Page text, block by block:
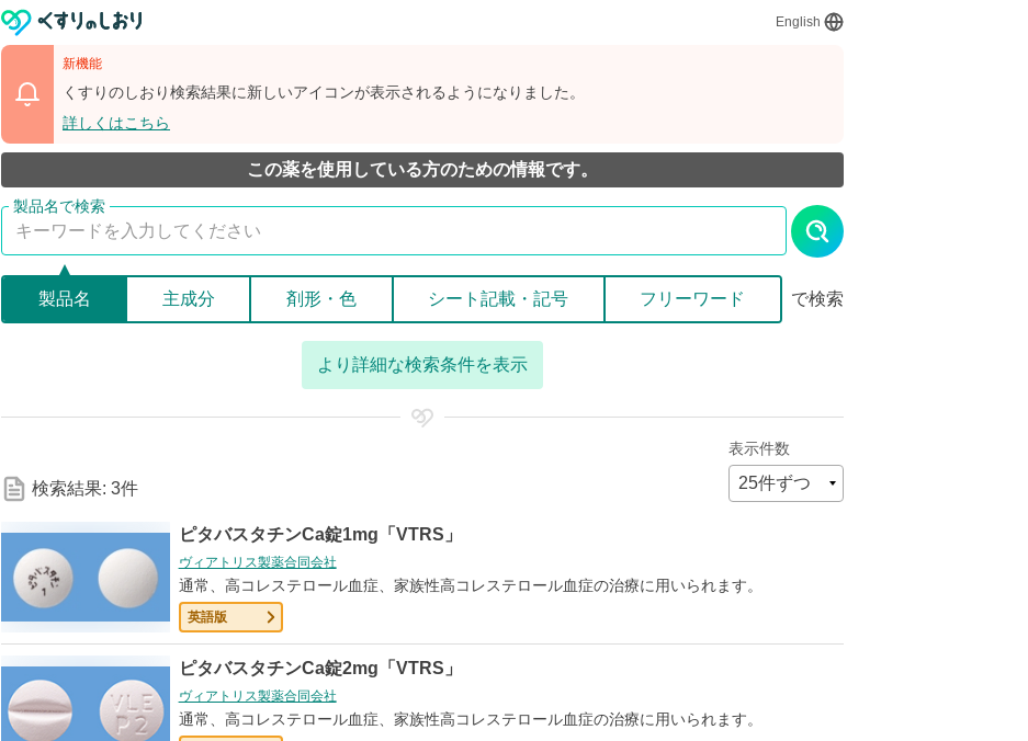
English
新機能
くすりのしおり検索結果に新しいアイコンが表示されるようになりました。
詳しくはこちら
この薬を使用している方のための情報です。
製品名 主成分 剤形・色 シート記載・記号 フリーワード で検索
な
検
索
条
件
より詳細な検索条件を表示
検索結果: 3件
表示件数
ピタバスタチンCa錠1mg「VTRS」
ヴィアトリス製薬合同会社
通常、高コレステロール血症、家族性高コレステロール血症の治療に用いられます。
英語版
ピタバスタチンCa錠2mg「VTRS」
ヴィアトリス製薬合同会社
通常、高コレステロール血症、家族性高コレステロール血症の治療に用いられます。